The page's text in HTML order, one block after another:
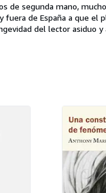
de segunda mano,
a que el placer de la